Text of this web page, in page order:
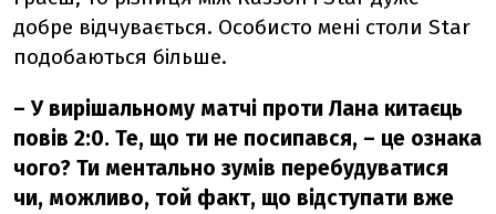
добре відчувається. Особисто мені столи Star
подобаються більше.
– У вирішальному матчі проти Лана китаєць
повів 2:0. Те, що ти не посипався, – це ознака
чого? Ти ментально зумів перебудуватися
чи, можливо, той факт, що відступати вже